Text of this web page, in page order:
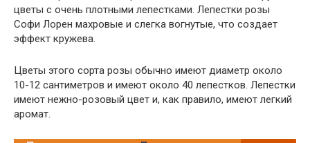
цветы с очень плотными лепестками. Лепестки розы
Софи Лорен махровые и слегка вогнутые, что создает
эффект кружева.
Цветы этого сорта розы обычно имеют диаметр около
10-12 сантиметров и имеют около 40 лепестков. Лепестки
имеют нежно-розовый цвет и, как правило, имеют легкий
аромат.